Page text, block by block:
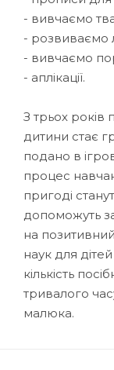
- вивчаємо
- розвиваємо
- вивчаємо
- аплікації.
З трьох років
дитини стає
подано в
процес
пригоді
допоможуть
на
наук для
кількість
тривалого
малюка.